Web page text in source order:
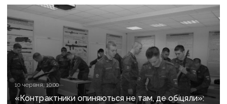
10 червня, 10:00
«Контрактники опиняються не там, де обіцяли»: